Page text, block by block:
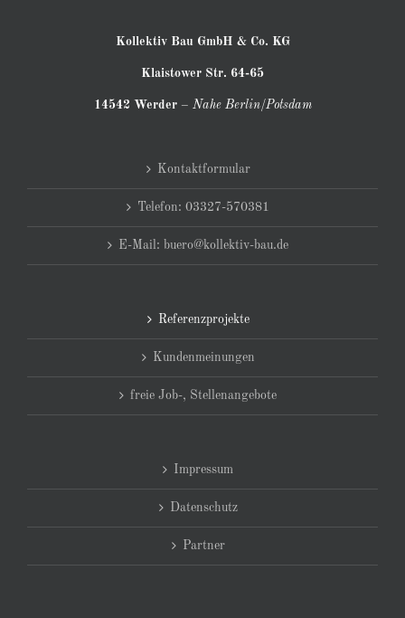
Kollektiv Bau GmbH & Co. KG
Klaistower Str. 64-65
14542 Werder– Nahe Berlin/Potsdam
Kontaktformular
Telefon: 03327-570381
E-Mail: buero@kollektiv-bau.de
Referenzprojekte
Kundenmeinungen
freie Job-, Stellenangebote
Impressum
Datenschutz
Partner